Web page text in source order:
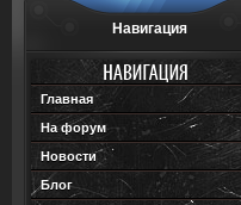
Навигация
Главная
На форум
Новости
Блог